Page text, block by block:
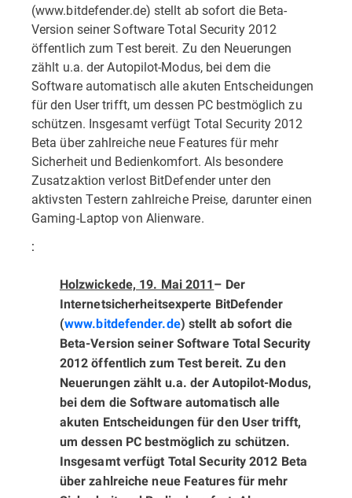
(www.bitdefender.de) stellt ab sofort die Beta-
Version seiner Software Total Security 2012
öffentlich zum Test bereit. Zu den Neuerungen
zählt u.a. der Autopilot-Modus, bei dem die
Software automatisch alle akuten Entscheidungen
für den User trifft, um dessen PC bestmöglich zu
schützen. Insgesamt verfügt Total Security 2012
Beta über zahlreiche neue Features für mehr
Sicherheit und Bedienkomfort. Als besondere
Zusatzaktion verlost BitDefender unter den
aktivsten Testern zahlreiche Preise, darunter einen
Gaming-Laptop von Alienware.
:
Holzwickede, 19. Mai 2011– Der
Internetsicherheitsexperte BitDefender
(www.bitdefender.de) stellt ab sofort die
Beta-Version seiner Software Total Security
2012 öffentlich zum Test bereit. Zu den
Neuerungen zählt u.a. der Autopilot-Modus,
bei dem die Software automatisch alle
akuten Entscheidungen für den User trifft,
um dessen PC bestmöglich zu schützen.
Insgesamt verfügt Total Security 2012 Beta
über zahlreiche neue Features für mehr